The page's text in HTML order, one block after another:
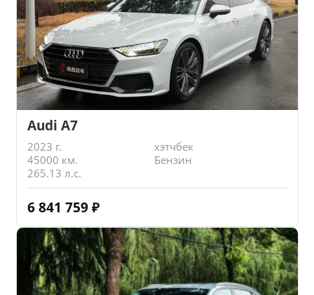
Audi A7
2023 г.
хэтчбек
45000 км.
Бензин
265.13 л.с.
6 841 759 ₽